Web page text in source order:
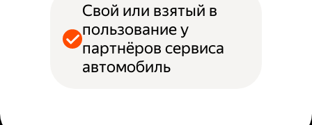
Свой или взятый в
пользование у
партнёров сервиса
автомобиль